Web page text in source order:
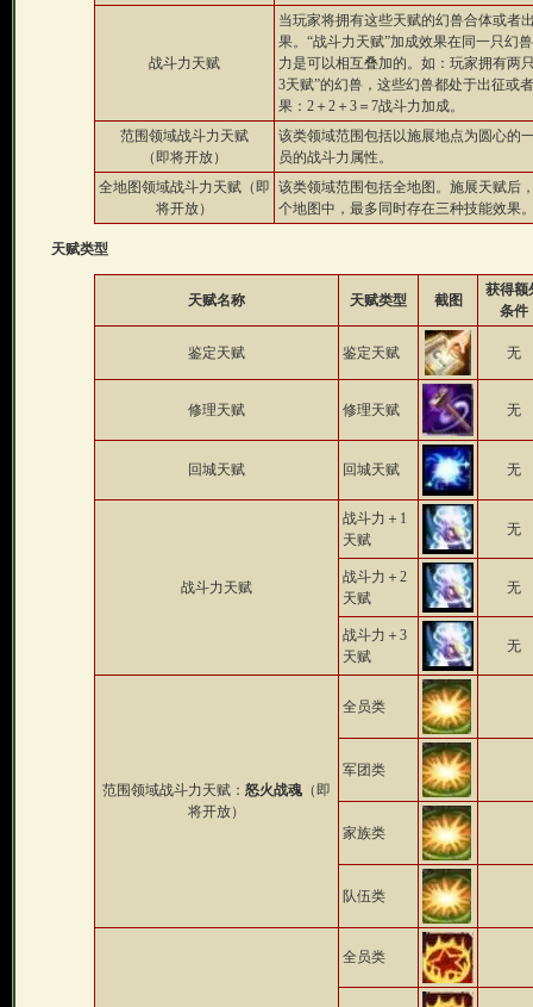
战斗力天赋
当玩家将拥有这些天赋的幻兽合体或者
果。“战斗力天赋”加成效果在同一只幻
力是可以相互叠加的。如：玩家拥有两
3天赋”的幻兽，这些幻兽都处于出征或
果：2＋2＋3＝7战斗力加成。
范围领域战斗力天赋
（即将开放）
该类领域范围包括以施展地点为圆心的
员的战斗力属性。
全地图领域战斗力天赋（即
将开放）
该类领域范围包括全地图。施展天赋后
个地图中，最多同时存在三种技能效果
天赋类型
天赋名称 天赋类型 截图
获得额
条件
鉴定天赋 鉴定天赋 无
修理天赋 修理天赋 无
回城天赋 回城天赋 无
战斗力天赋
战斗力＋1
天赋
无
战斗力＋2
天赋
无
战斗力＋3
天赋
无
范围领域战斗力天赋： 怒火战魂 （即
将开放）
全员类
军团类
家族类
队伍类
全员类